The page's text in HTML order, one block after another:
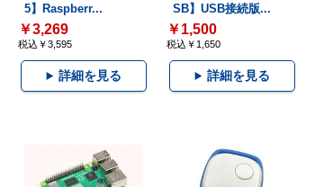
5】Raspberr...
￥3,269
税込￥3,595
詳細を見る
SB】USB接続版...
￥1,500
税込￥1,650
詳細を見る